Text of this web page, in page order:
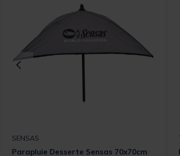
SENSAS
Parapluie Desserte Sensas 70x70cm